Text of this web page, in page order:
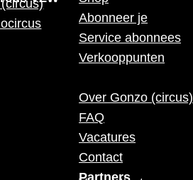
Abonneer je
Service abonnees
Verkooppunten
Over Gonzo (circus)
FAQ
Vacatures
Contact
Partners